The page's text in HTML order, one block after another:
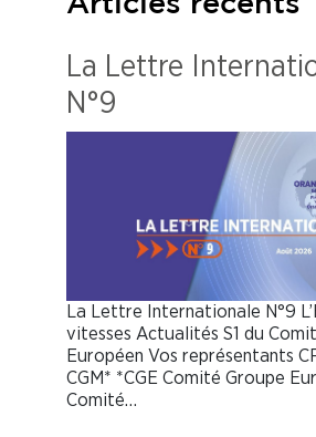
La Lettre
N°9
La Lettre Internationale N°9
vitesses Actualités S1 du
Européen Vos représentants
CGM* *CGE Comité Groupe
Comité…